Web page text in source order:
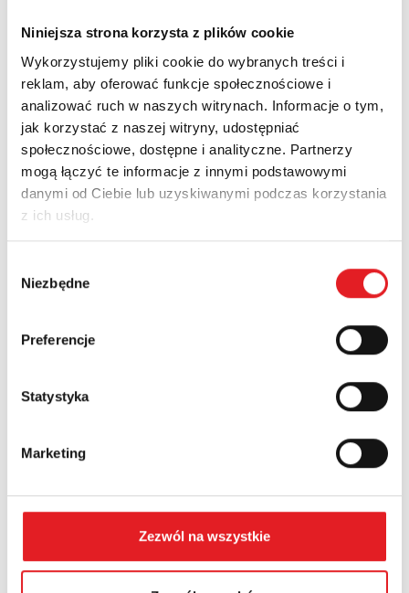
Niniejsza strona korzysta z plików cookie
Wykorzystujemy pliki cookie do wybranych treści i
reklam, aby oferować funkcje społecznościowe i
analizować ruch w naszych witrynach. Informacje o tym,
jak korzystać z naszej witryny, udostępniać
społecznościowe, dostępne i analityczne. Partnerzy
mogą łączyć te informacje z innymi podstawowymi
danymi od Ciebie lub uzyskiwanymi podczas korzystania
z ich usług.
zgody
Niezbędne
Preferencje
Statystyka
Marketing
Zezwól na wszystkie
Ask for the details of the offer
Name: *
Email: *
Company: